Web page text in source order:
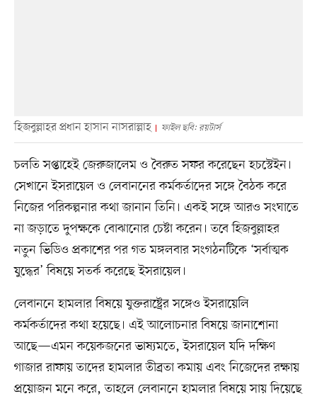
হিজবুল্লাহর প্রধান হাসান নাসরাল্লাহ ফাইল ছবি: রয়টার্স
চলতি সপ্তাহেই জেরুজালেম ও বৈরুত সফর করেছেন হচস্টেইন।
সেখানে ইসরায়েল ও লেবাননের কর্মকর্তাদের সঙ্গে বৈঠক করে
নিজের পরিকল্পনার কথা জানান তিনি। একই সঙ্গে আরও সংঘাতে
না জড়াতে দুপক্ষকে বোঝানোর চেষ্টা করেন। তবে হিজবুল্লাহর
নতুন ভিডিও প্রকাশের পর গত মঙ্গলবার সংগঠনটিকে ‘সর্বাত্মক
যুদ্ধের’ বিষয়ে সতর্ক করেছে ইসরায়েল।
লেবাননে হামলার বিষয়ে যুক্তরাষ্ট্রের সঙ্গেও ইসরায়েলি
কর্মকর্তাদের কথা হয়েছে। এই আলোচনার বিষয়ে জানাশোনা
আছে—এমন কয়েকজনের ভাষ্যমতে, ইসরায়েল যদি দক্ষিণ
গাজার রাফায় তাদের হামলার তীব্রতা কমায় এবং নিজেদের রক্ষায়
প্রয়োজন মনে করে, তাহলে লেবাননে হামলার বিষয়ে সায় দিয়েছে